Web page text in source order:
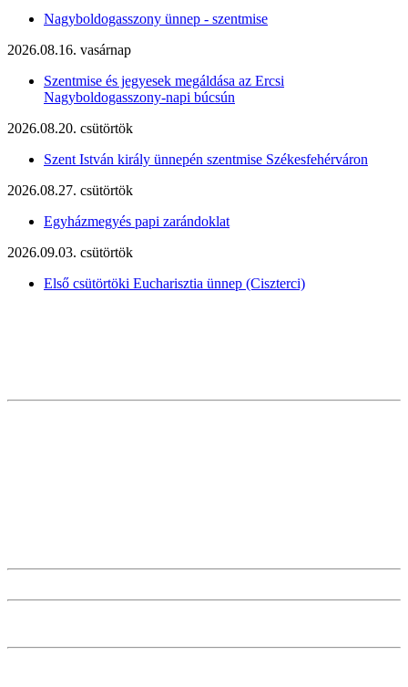
Nagyboldogasszony ünnep - szentmise
2026.08.16. vasárnap
Szentmise és jegyesek megáldása az Ercsi
Nagyboldogasszony-napi búcsún
2026.08.20. csütörtök
Szent István király ünnepén szentmise Székesfehérváron
2026.08.27. csütörtök
Egyházmegyés papi zarándoklat
2026.09.03. csütörtök
Első csütörtöki Eucharisztia ünnep (Ciszterci)